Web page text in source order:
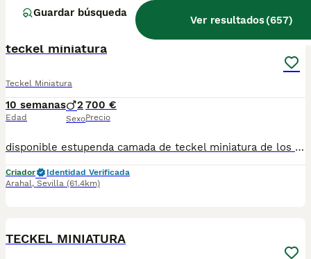
Guardar búsqueda
Ver resultados(657)
teckel miniatura
Teckel Miniatura
10 semanas
Edad
2
Sexo
700 €
Precio
disponible estupenda camada de teckel miniatura de los mas pequeños y bonitos en esta raza color chocolate color muy especial con una linea y genetica impresionante estan vacunados desparasitado y con la cartilla del veterinario hacemos envio a toda españa con posibilidad de contrarembolso llamanos y te informamos cachorros criado en ambiente familiar todos nuestros cachorros se entregan con contrato
Criador
Identidad Verificada
Arahal, Sevilla (61.4km)
TECKEL MINIATURA